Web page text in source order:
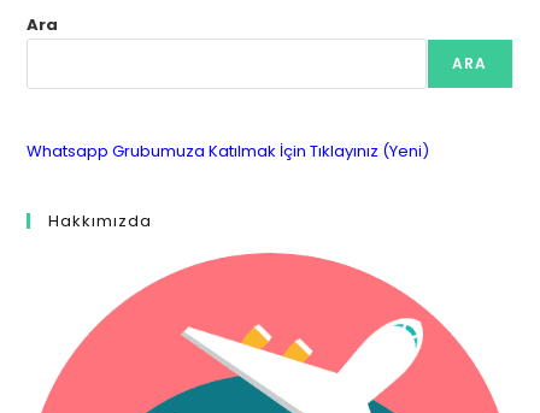
Ara
ARA
Whatsapp Grubumuza Katılmak İçin Tıklayınız (Yeni)
Hakkımızda